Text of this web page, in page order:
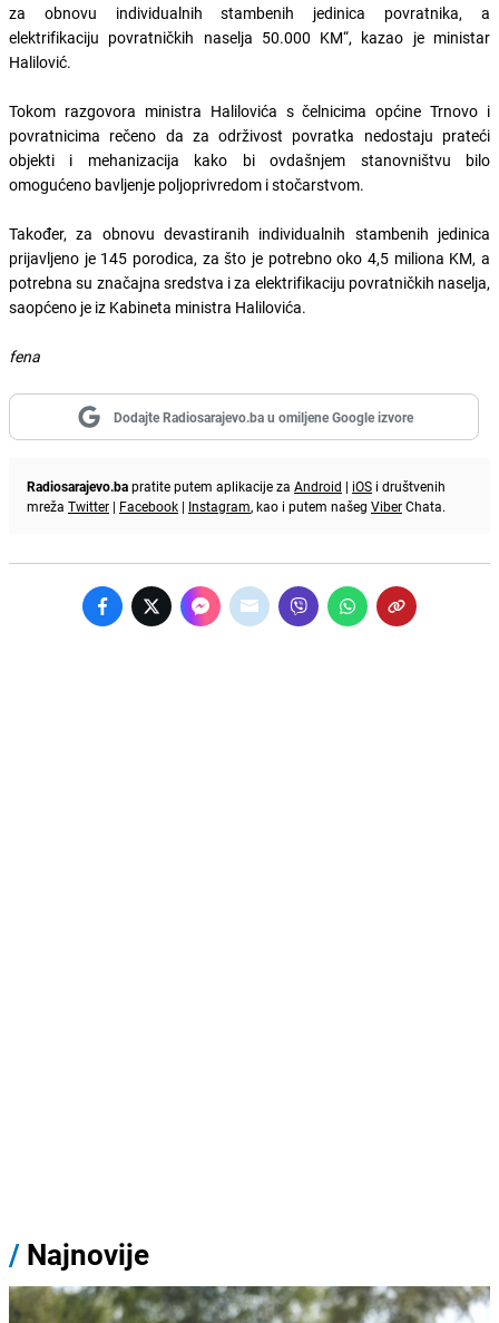
za obnovu individualnih stambenih jedinica povratnika, a
elektrifikaciju povratničkih naselja 50.000 KM“, kazao je ministar
Halilović.
Tokom razgovora ministra Halilovića s čelnicima općine Trnovo i
povratnicima rečeno da za održivost povratka nedostaju prateći
objekti i mehanizacija kako bi ovdašnjem stanovništvu bilo
omogućeno bavljenje poljoprivredom i stočarstvom.
Također, za obnovu devastiranih individualnih stambenih jedinica
prijavljeno je 145 porodica, za što je potrebno oko 4,5 miliona KM, a
potrebna su značajna sredstva i za elektrifikaciju povratničkih naselja,
saopćeno je iz Kabineta ministra Halilovića.
fena
Dodajte Radiosarajevo.ba u omiljene Google izvore
Radiosarajevo.bapratite putem aplikacije za Android | iOS i društvenih
mreža Twitter | Facebook | Instagram, kao i putem našeg ViberChata.
/ Najnovije